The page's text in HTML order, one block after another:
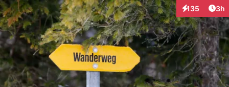
135
Interaktionen
3h